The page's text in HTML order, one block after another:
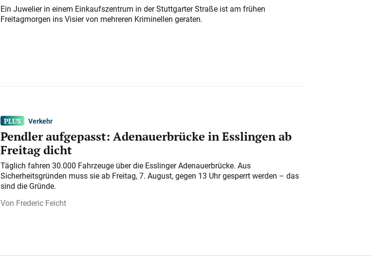
Ein Juwelier in einem Einkaufszentrum in der Stuttgarter Straße ist am frühen
Freitagmorgen ins Visier von mehreren Kriminellen geraten.
Verkehr
Pendler aufgepasst: Adenauerbrücke in Esslingen ab
Freitag dicht
Täglich fahren 30.000 Fahrzeuge über die Esslinger Adenauerbrücke. Aus
Sicherheitsgründen muss sie ab Freitag, 7. August, gegen 13 Uhr gesperrt werden – das
sind die Gründe.
Frederic Feicht